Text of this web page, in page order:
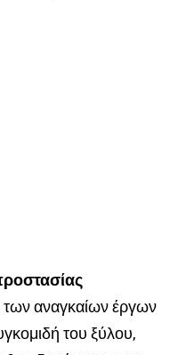
των αναγκαίων έργων
του ξύλου,